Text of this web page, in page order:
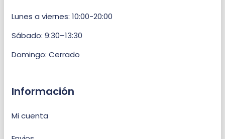
Lunes a viernes: 10:00-20:00
Sábado: 9:30–13:30
Domingo: Cerrado
Información
Mi cuenta